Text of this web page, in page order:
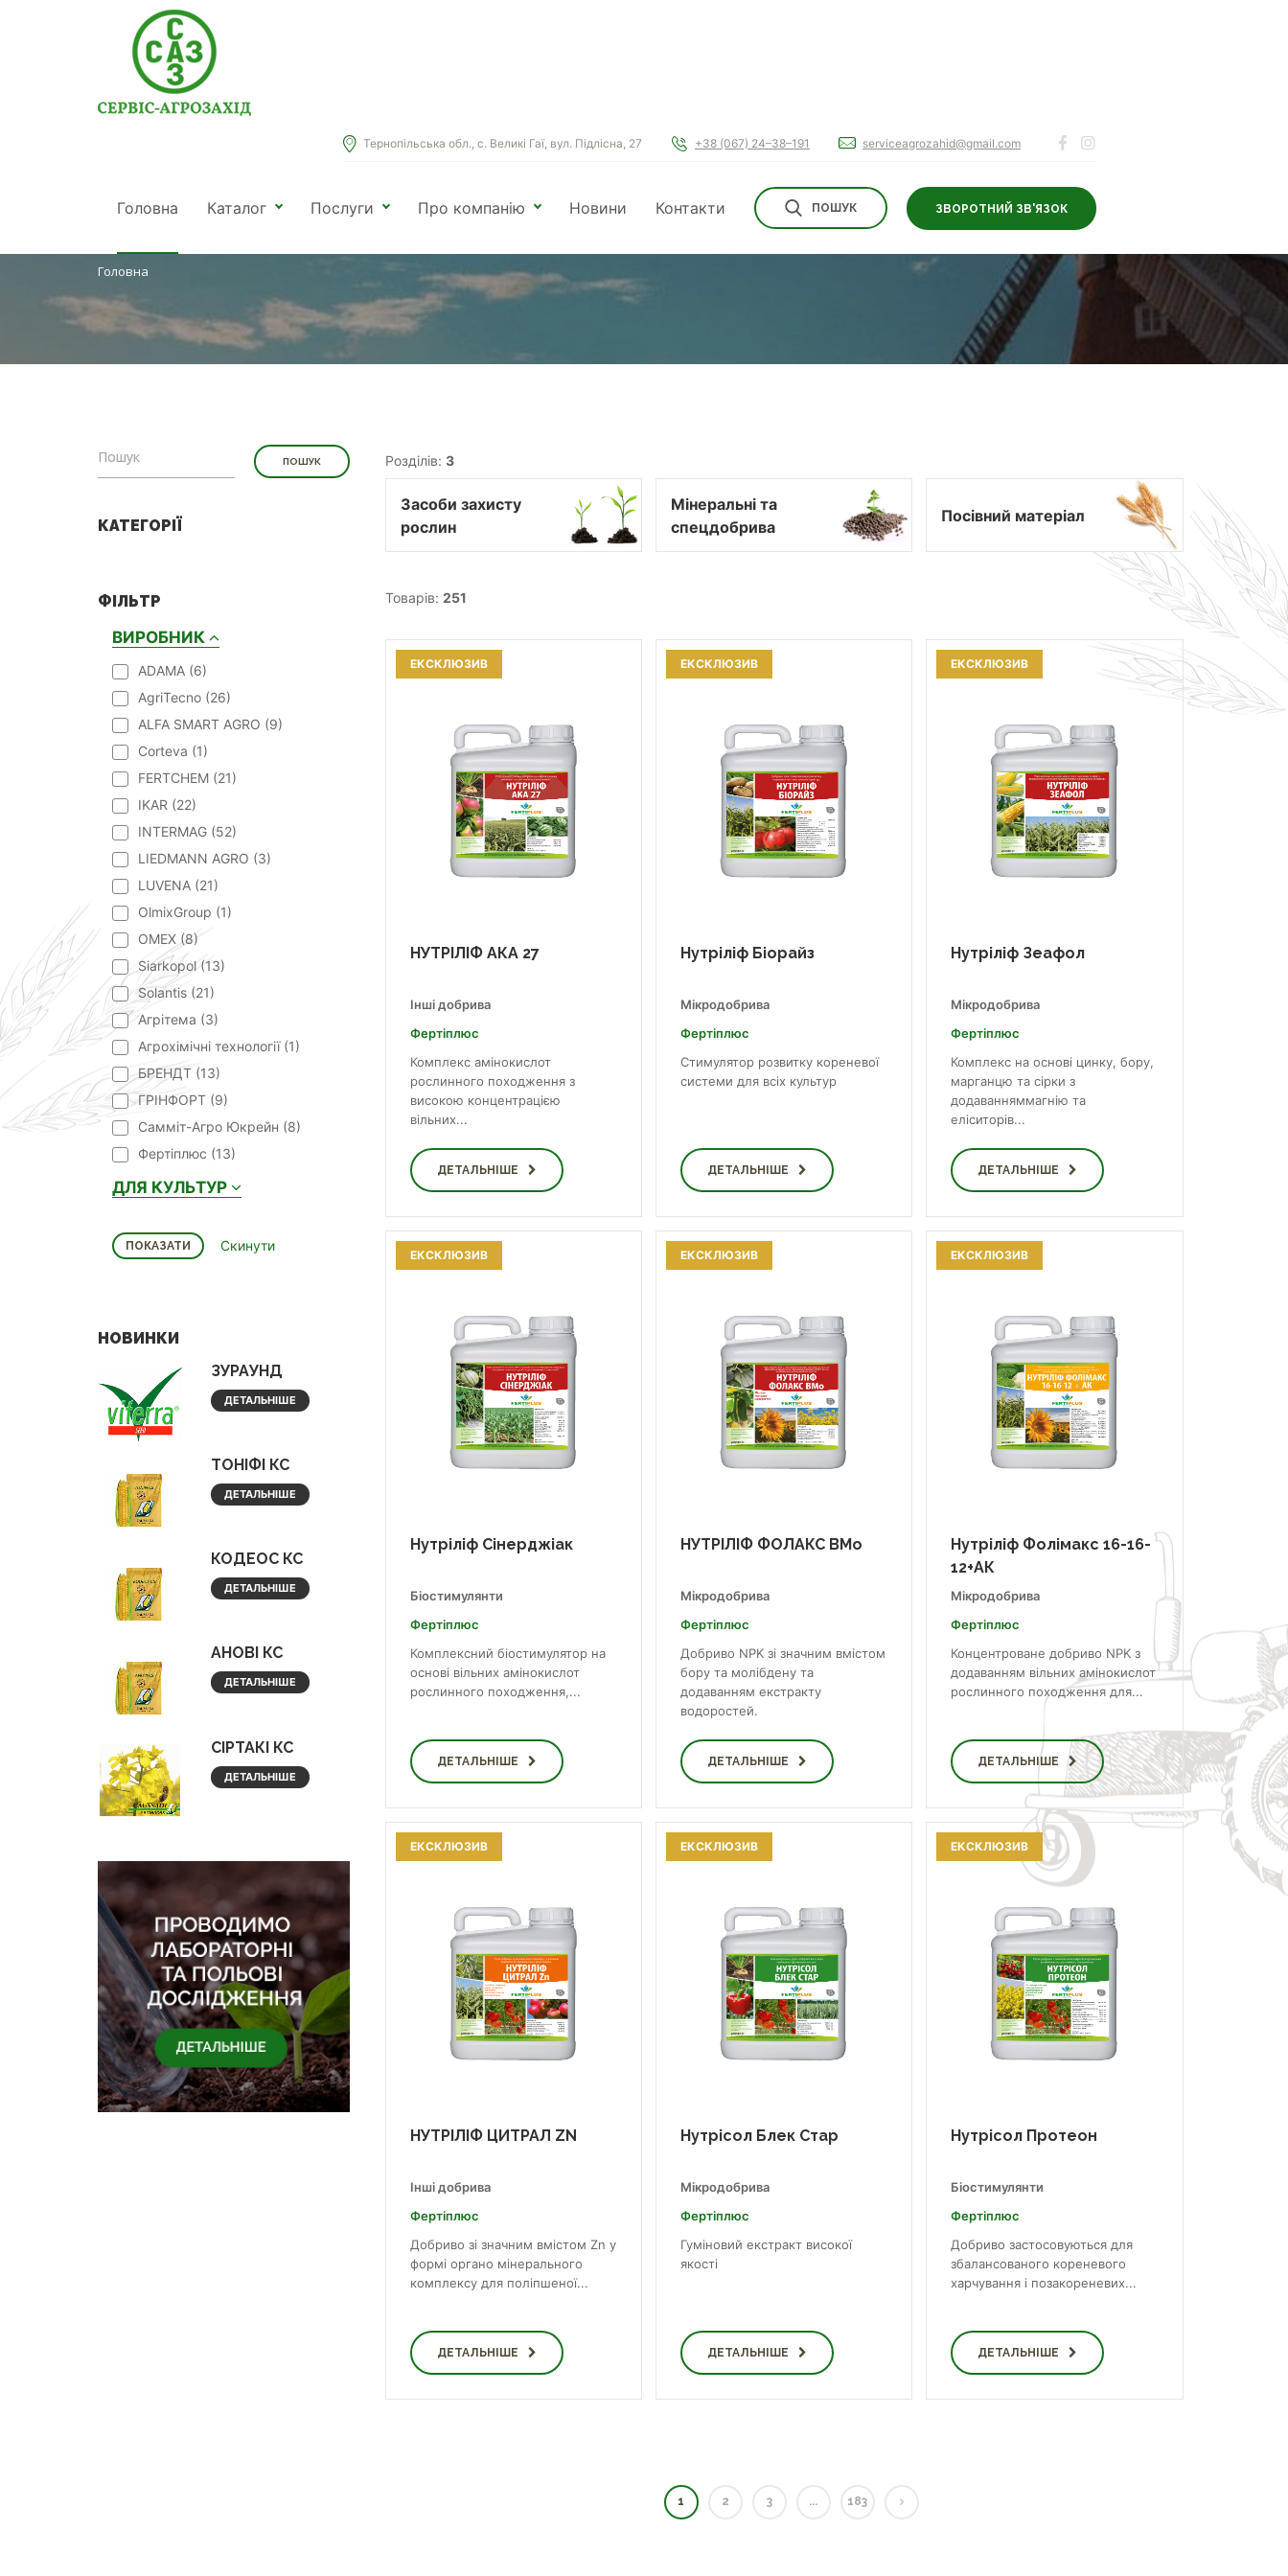
Головна Каталог Послуги Про компанію Новини Контакти ПОШУК ЗВОРОТНИЙ ЗВ'ЯЗОК
Тернопільська обл., с. Великі Гаї, вул. Підлісна, 27 +38 (067) 24–38–191 serviceagrozahid@gmail.com
КАТАЛОГ
Головна
КАТЕГОРІЇ
ФІЛЬТР
ВИРОБНИК
ADAMA (6)
AgriTecno (26)
ALFA SMART AGRO (9)
Corteva (1)
FERTCHEM (21)
IKAR (22)
INTERMAG (52)
LIEDMANN AGRO (3)
LUVENA (21)
OlmixGroup (1)
OMEX (8)
Siarkopol (13)
Solantis (21)
Агрітема (3)
Агрохімічні технології (1)
БРЕНДТ (13)
ГРІНФОРТ (9)
Самміт-Агро Юкрейн (8)
Фертіплюс (13)
ДЛЯ КУЛЬТУР
НОВИНКИ
ЗУРАУНД
ДЕТАЛЬНІШЕ
ТОНІФІ КС
ДЕТАЛЬНІШЕ
КОДЕОС КС
ДЕТАЛЬНІШЕ
АНОВІ КС
ДЕТАЛЬНІШЕ
СІРТАКІ КС
ДЕТАЛЬНІШЕ
Розділів: 3
Засоби захисту
рослин
Мінеральні та
спецдобрива
Посівний матеріал
Товарів: 251
НУТРІЛІФ АКА 27
Інші добрива
Фертіплюс
Комплекс амінокислот
рослинного походження з
високою концентрацією
вільних...
ДЕТАЛЬНІШЕ
ЕКСКЛЮЗИВ
Нутріліф Біорайз
Мікродобрива
Фертіплюс
Стимулятор розвитку кореневої
системи для всіх культур
ДЕТАЛЬНІШЕ
ЕКСКЛЮЗИВ
Нутріліф Зеафол
Мікродобрива
Фертіплюс
Комплекс на основі цинку, бору,
марганцю та сірки з
додаванняммагнію та
еліситорів...
ДЕТАЛЬНІШЕ
ЕКСКЛЮЗИВ
Нутріліф Сінерджіак
Біостимулянти
Фертіплюс
Комплексний біостимулятор на
основі вільних амінокислот
рослинного походження,...
ДЕТАЛЬНІШЕ
ЕКСКЛЮЗИВ
НУТРІЛІФ ФОЛАКС BMo
Мікродобрива
Фертіплюс
Добриво NPK зі значним вмістом
бору та молібдену та
додаванням екстракту
водоростей.
ДЕТАЛЬНІШЕ
ЕКСКЛЮЗИВ
Нутріліф Фолімакс 16-16-
12+АК
Мікродобрива
Фертіплюс
Концентроване добриво NPK з
додаванням вільних амінокислот
рослинного походження для...
ДЕТАЛЬНІШЕ
ЕКСКЛЮЗИВ
НУТРІЛІФ ЦИТРАЛ ZN
Інші добрива
Фертіплюс
Добриво зі значним вмістом Zn у
формі органо мінерального
комплексу для поліпшеної...
ДЕТАЛЬНІШЕ
ЕКСКЛЮЗИВ
Нутрісол Блек Стар
Мікродобрива
Фертіплюс
Гуміновий екстракт високої
якості
ДЕТАЛЬНІШЕ
ЕКСКЛЮЗИВ
Нутрісол Протеон
Біостимулянти
Фертіплюс
Добриво застосовуються для
збалансованого кореневого
харчування і позакореневих...
ДЕТАЛЬНІШЕ
ЕКСКЛЮЗИВ
1 2 3 ... 183